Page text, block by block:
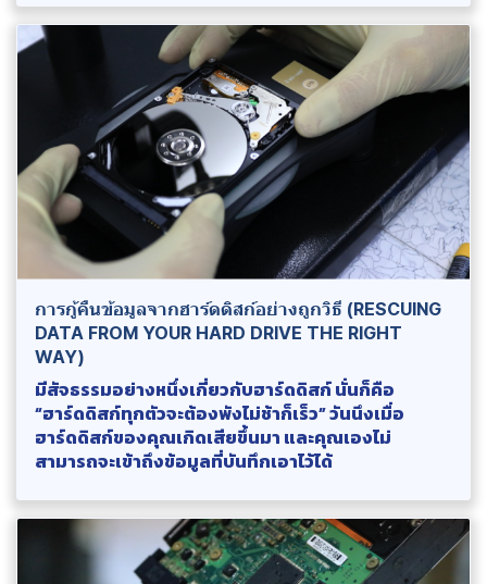
การกู้คืนข้อมูลจากฮาร์ดดิสก์อย่างถูกวิธี (RESCUING
DATA FROM YOUR HARD DRIVE THE RIGHT
WAY)
มีสัจธรรมอย่างหนึ่งเกี่ยวกับฮาร์ดดิสก์ นั่นก็คือ
“ฮาร์ดดิสก์ทุกตัวจะต้องพังไม่ช้าก็เร็ว” วันนึงเมื่อ
ฮาร์ดดิสก์ของคุณเกิดเสียขึ้นมา และคุณเองไม่
สามารถจะเข้าถึงข้อมูลที่บันทึกเอาไว้ได้